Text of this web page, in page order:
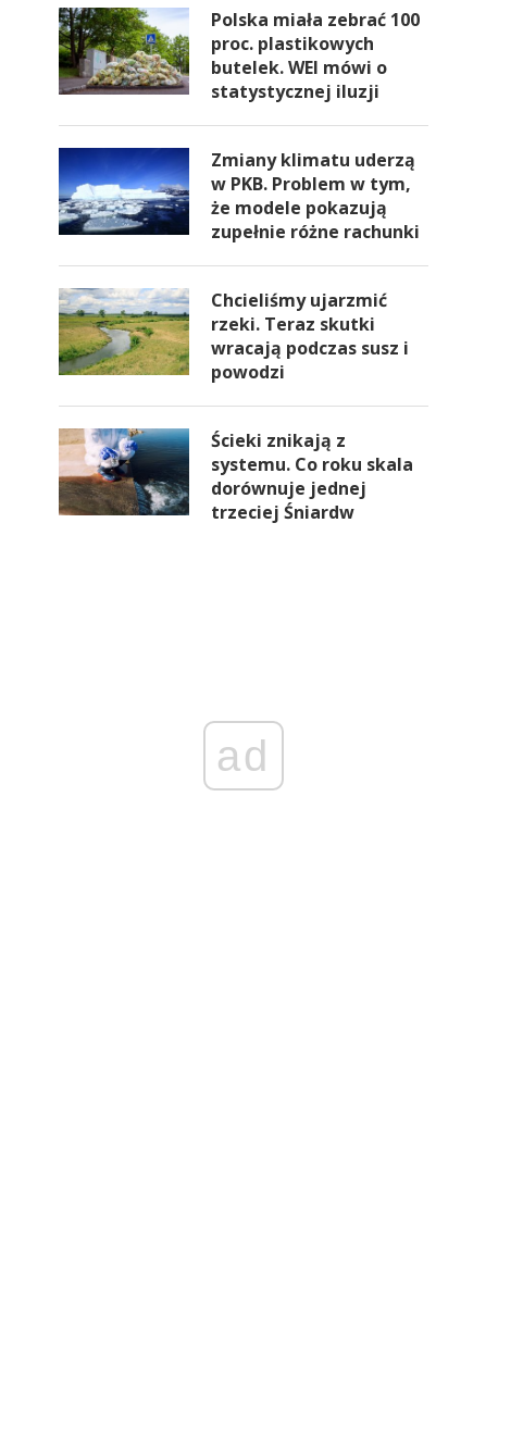
Polska miała zebrać 100
proc. plastikowych
butelek. WEI mówi o
statystycznej iluzji
Zmiany klimatu uderzą
w PKB. Problem w tym,
że modele pokazują
zupełnie różne rachunki
Chcieliśmy ujarzmić
rzeki. Teraz skutki
wracają podczas susz i
powodzi
Ścieki znikają z
systemu. Co roku skala
dorównuje jednej
trzeciej Śniardw
ad